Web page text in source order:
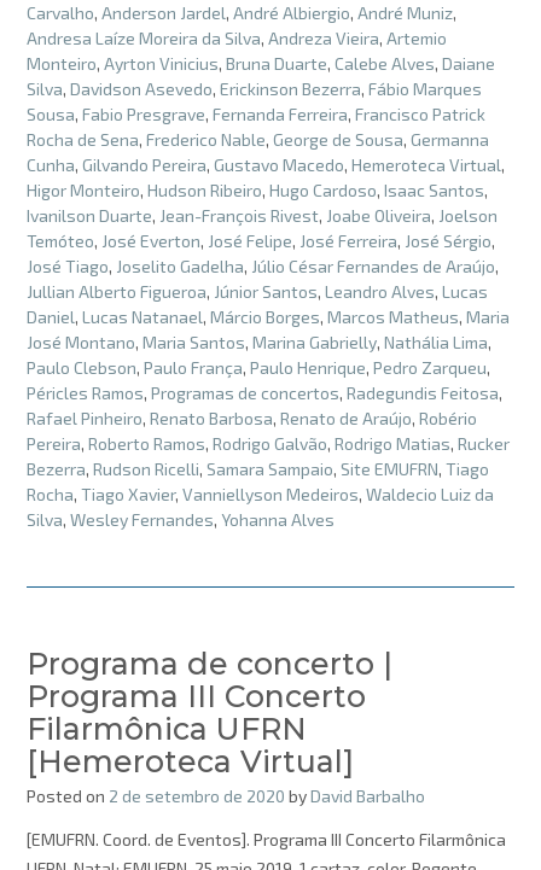
Carvalho, Anderson Jardel, André Albiergio, André Muniz,
Andresa Laíze Moreira da Silva, Andreza Vieira, Artemio
Monteiro, Ayrton Vinicius, Bruna Duarte, Calebe Alves, Daiane
Silva, Davidson Asevedo, Erickinson Bezerra, Fábio Marques
Sousa, Fabio Presgrave, Fernanda Ferreira, Francisco Patrick
Rocha de Sena, Frederico Nable, George de Sousa, Germanna
Cunha, Gilvando Pereira, Gustavo Macedo, Hemeroteca Virtual,
Higor Monteiro, Hudson Ribeiro, Hugo Cardoso, Isaac Santos,
Ivanilson Duarte, Jean-François Rivest, Joabe Oliveira, Joelson
Temóteo, José Everton, José Felipe, José Ferreira, José Sérgio,
José Tiago, Joselito Gadelha, Júlio César Fernandes de Araújo,
Jullian Alberto Figueroa, Júnior Santos, Leandro Alves, Lucas
Daniel, Lucas Natanael, Márcio Borges, Marcos Matheus, Maria
José Montano, Maria Santos, Marina Gabrielly, Nathália Lima,
Paulo Clebson, Paulo França, Paulo Henrique, Pedro Zarqueu,
Péricles Ramos, Programas de concertos, Radegundis Feitosa,
Rafael Pinheiro, Renato Barbosa, Renato de Araújo, Robério
Pereira, Roberto Ramos, Rodrigo Galvão, Rodrigo Matias, Rucker
Bezerra, Rudson Ricelli, Samara Sampaio, Site EMUFRN, Tiago
Rocha, Tiago Xavier, Vanniellyson Medeiros, Waldecio Luiz da
Silva, Wesley Fernandes, Yohanna Alves
Programa de concerto |
Programa III Concerto
Filarmônica UFRN
[Hemeroteca Virtual]
Posted on 2 de setembro de 2020 byDavid Barbalho
[EMUFRN. Coord. de Eventos]. Programa III Concerto Filarmônica